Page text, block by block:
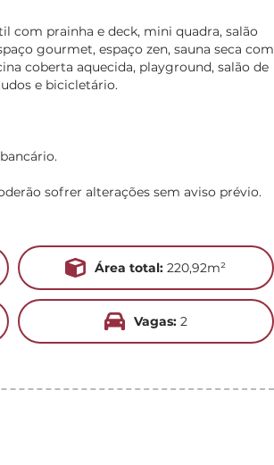
com prainha e deck, mini quadra, salão
gourmet, espaço zen, sauna seca com
coberta aquecida, playground, salão de
e bicicletário.
sofrer alterações sem aviso prévio.
Área total: 220,92m²
Vagas:2